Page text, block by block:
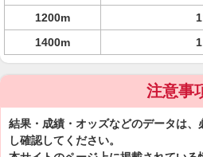
1200m
1400m
注意事
結果・成績・オッズなどのデータは
し確認してください。